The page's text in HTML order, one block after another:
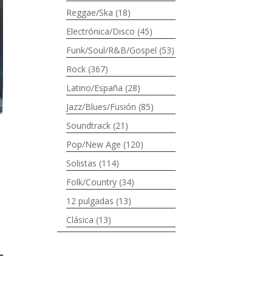
Reggae/Ska (18)
Electrónica/Disco (45)
Funk/Soul/R&B/Gospel (53)
Rock (367)
Latino/España (28)
Jazz/Blues/Fusión (85)
Soundtrack (21)
Pop/New Age (120)
Solistas (114)
Folk/Country (34)
12 pulgadas (13)
Clásica (13)